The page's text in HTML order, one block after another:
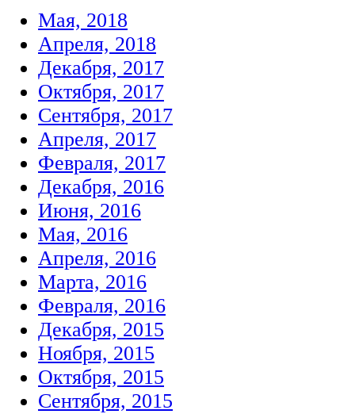
Мая, 2018
Апреля, 2018
Декабря, 2017
Октября, 2017
Сентября, 2017
Апреля, 2017
Февраля, 2017
Декабря, 2016
Июня, 2016
Мая, 2016
Апреля, 2016
Марта, 2016
Февраля, 2016
Декабря, 2015
Ноября, 2015
Октября, 2015
Сентября, 2015